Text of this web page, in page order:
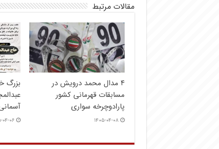
مقالات مرتبط
۴ مدال محمد درویش در
مسابقات قهرمانی کشور
پارادوچرخه سواری
۱۴۰۵-۰۴-۰۸
بزرگ
۱۴۰۵-